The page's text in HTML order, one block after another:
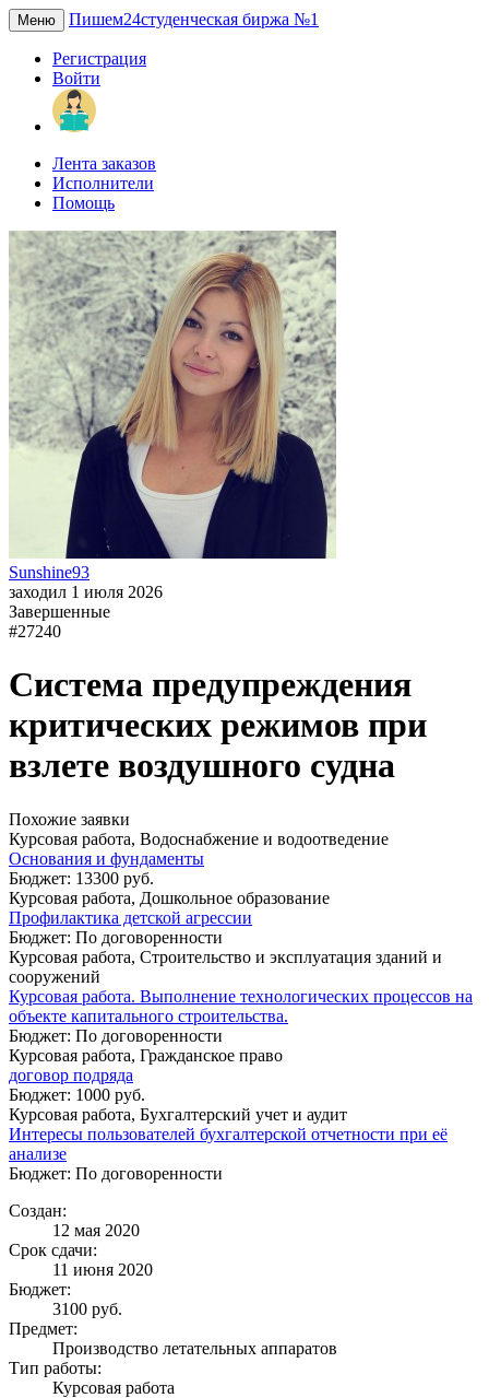
Меню Пишем24студенческая биржа №1
Регистрация
Войти
Лента заказов
Исполнители
Помощь
Sunshine93
заходил 1 июля 2026
Завершенные
#27240
Система предупреждения
критических режимов при
взлете воздушного судна
Похожие заявки
Курсовая работа, Водоснабжение и водоотведение
Основания и фундаменты
Бюджет: 13300 руб.
Курсовая работа, Дошкольное образование
Профилактика детской агрессии
Бюджет: По договоренности
Курсовая работа, Строительство и эксплуатация зданий и
сооружений
Курсовая работа. Выполнение технологических процессов на
объекте капитального строительства.
Бюджет: По договоренности
Курсовая работа, Гражданское право
договор подряда
Бюджет: 1000 руб.
Курсовая работа, Бухгалтерский учет и аудит
Интересы пользователей бухгалтерской отчетности при её
анализе
Бюджет: По договоренности
Создан:
12 мая 2020
Срок сдачи:
11 июня 2020
Бюджет:
3100 руб.
Предмет:
Производство летательных аппаратов
Тип работы:
Курсовая работа